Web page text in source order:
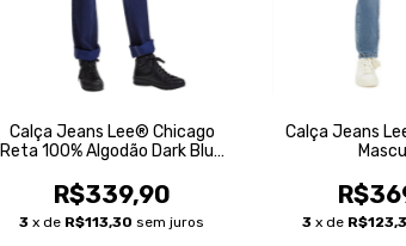
Calça Jeans Lee® Chicago
Reta 100% Algodão Dark Blue
R$339,90
3 x de R$113,30 sem juros
Calça Jeans
3 x de